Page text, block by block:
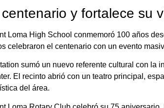
y fortalece su
Loma High School conmemoró 100 años
celebraron el centenario con un evento
sumó un nuevo referente cultural con la
El recinto abrió con un teatro principal,
del área.